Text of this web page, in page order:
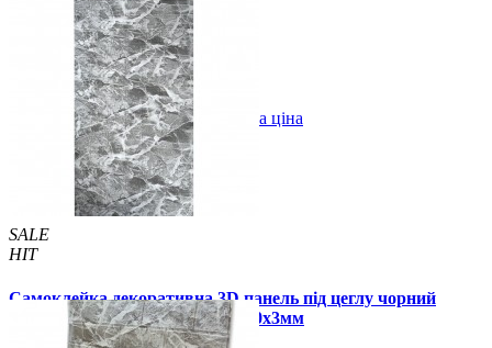
/шт 450 грн./шт
Купити В закладки Оптова ціна
SALE
HIT
Самоклейка декоративна 3D панель під цеглу чорний
мармур в рулоні 20 м 20000x700x3мм